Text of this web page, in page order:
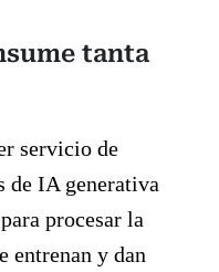
tanta
servicio de
de IA generativa
procesar la
entrenan y dan